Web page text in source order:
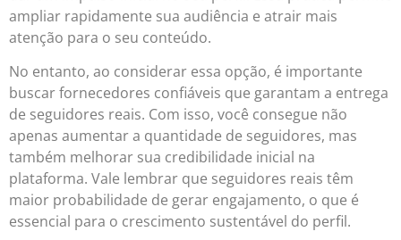
ampliar rapidamente sua audiência e atrair mais
atenção para o seu conteúdo.
No entanto, ao considerar essa opção, é importante
buscar fornecedores confiáveis que garantam a entrega
de seguidores reais. Com isso, você consegue não
apenas aumentar a quantidade de seguidores, mas
também melhorar sua credibilidade inicial na
plataforma. Vale lembrar que seguidores reais têm
maior probabilidade de gerar engajamento, o que é
essencial para o crescimento sustentável do perfil.